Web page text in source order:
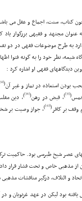
کتاب، سنت، اجماع و عقل مى
مجتهد و فقیهى بزرگوار یاد
به طرح موضوعات فقهى در دو
شیعه، نظر خود را به گونه فتوا
دیدگاههاى فقهى او اشاره کرد :
بودن استعاذه در نماز و غیر آن(
[32]
(
[35]
)، قبض در رهن(
[36]
)، دین
وقف بر کافر(
[42]
)، جواز وصیت بر
عصر شیخ طبرسى بود. حاکمیت
از مذهبى خاص و تحت فشار
و ائتلاف، درگیر مناقشات مذهبى
بود لیکن در عهد غزنویان و